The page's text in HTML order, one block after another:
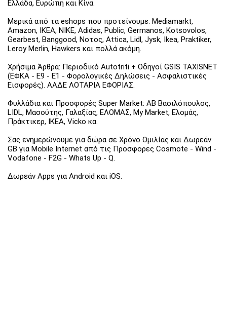
Ελλάδα, Ευρώπη και Κίνα.
Μερικά από τα eshops που προτείνουμε: Mediamarkt,
Amazon, IKEA, NIKE, Adidas, Public, Germanos, Kotsovolos,
Gearbest, Banggood, Νοτος, Attica, Lidl, Jysk, Ikea, Praktiker,
Leroy Merlin, Hawkers και πολλά ακόμη.
Χρήσιμα Άρθρα: Περιοδικό Autotriti + Οδηγοί GSIS TAXISNET
(ΕΦΚΑ - Ε9 - Ε1 - Φορολογικές Δηλώσεις - Ασφαλιστικές
Εισφορές). ΑΑΔΕ ΛΟΤΑΡΙΑ ΕΦΟΡΙΑΣ.
Φυλλάδια και Προσφορές Super Market: ΑΒ Βασιλόπουλος,
LIDL, Μασούτης, Γαλαξίας, ΕΛΟΜΑΣ, My Market, Ελομάς,
Πράκτικερ, ΙΚΕΑ, Vicko κα.
Σας ενημερώνουμε για δώρα σε Χρόνο Ομιλίας και Δωρεάν
GB για Mobile Internet από τις Προσφορες Cosmote - Wind -
Vodafone - F2G - Whats Up - Q.
Δωρεάν Apps για Android και iOS.